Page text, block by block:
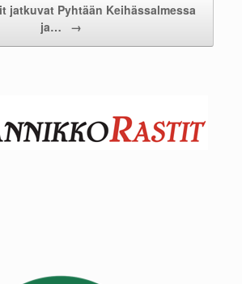
jatkuvat Pyhtään Keihässalmessa
ja…
→